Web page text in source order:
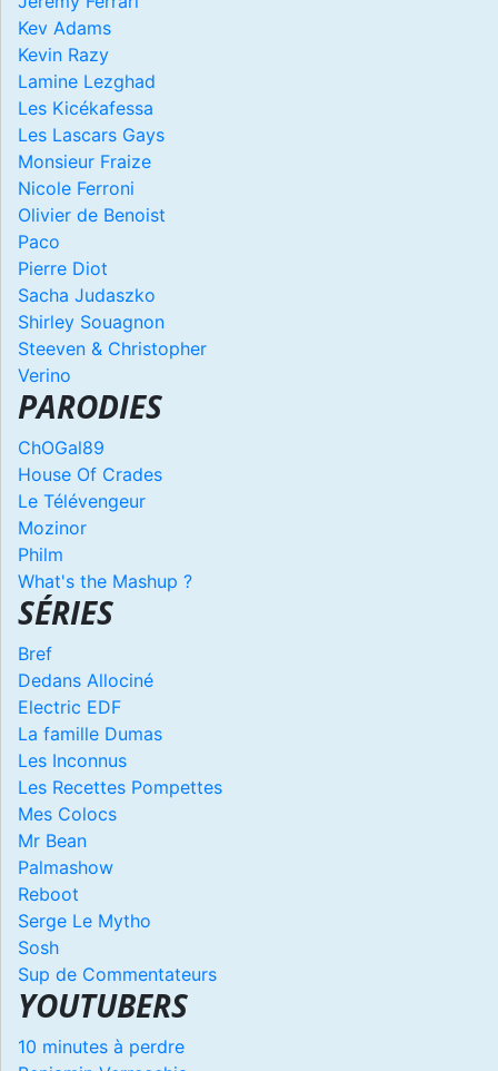
Kev Adams
Kevin Razy
Lamine Lezghad
Les Kicékafessa
Les Lascars Gays
Monsieur Fraize
Nicole Ferroni
Olivier de Benoist
Paco
Pierre Diot
Sacha Judaszko
Shirley Souagnon
Steeven & Christopher
Verino
PARODIES
ChOGal89
House Of Crades
Le Télévengeur
Mozinor
Philm
What's the Mashup ?
SÉRIES
Bref
Dedans Allociné
Electric EDF
La famille Dumas
Les Inconnus
Les Recettes Pompettes
Mes Colocs
Mr Bean
Palmashow
Reboot
Serge Le Mytho
Sosh
Sup de Commentateurs
YOUTUBERS
10 minutes à perdre